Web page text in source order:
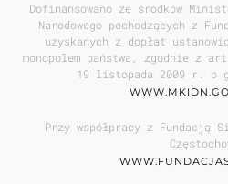
Dofinansowano ze środków
Narodowego pochodzących z
uzyskanych z dopłat
monopolem państwa, zgodnie z
19 listopada 2009 r. o
Przy współpracy z Fundacją